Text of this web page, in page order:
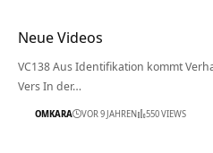
Neue Videos
VC138 Aus Identifikation kommt
Vers In der…
OMKARA VOR 9 JAHREN 550 VIEWS